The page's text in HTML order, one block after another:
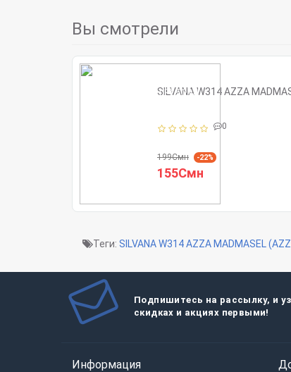
Вы смотрели
SILVANA W314 AZZA
0
199Смн -22%
155Смн
Теги: SILVANA W314 AZZA MADMASEL
Подпишитесь на рассылку, и
скидках и акциях первыми!
Информация